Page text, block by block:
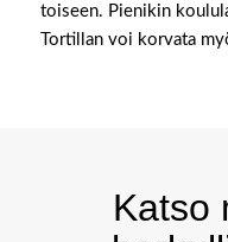
toiseen. Pienikin
Tortillan voi korvata
Katso